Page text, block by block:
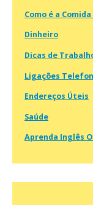
Como é a
Dinheiro
Dicas de
Ligações
Endereços Úteis
Saúde
Aprenda Inglês